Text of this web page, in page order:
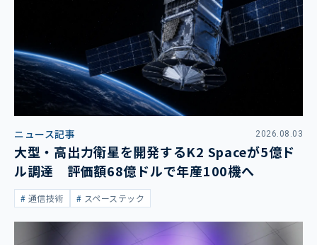
ニュース記事 2026.08.03
大型・高出力衛星を開発するK2 Spaceが5億ド
ル調達 評価額68億ドルで年産100機へ
通信技術 スペーステック